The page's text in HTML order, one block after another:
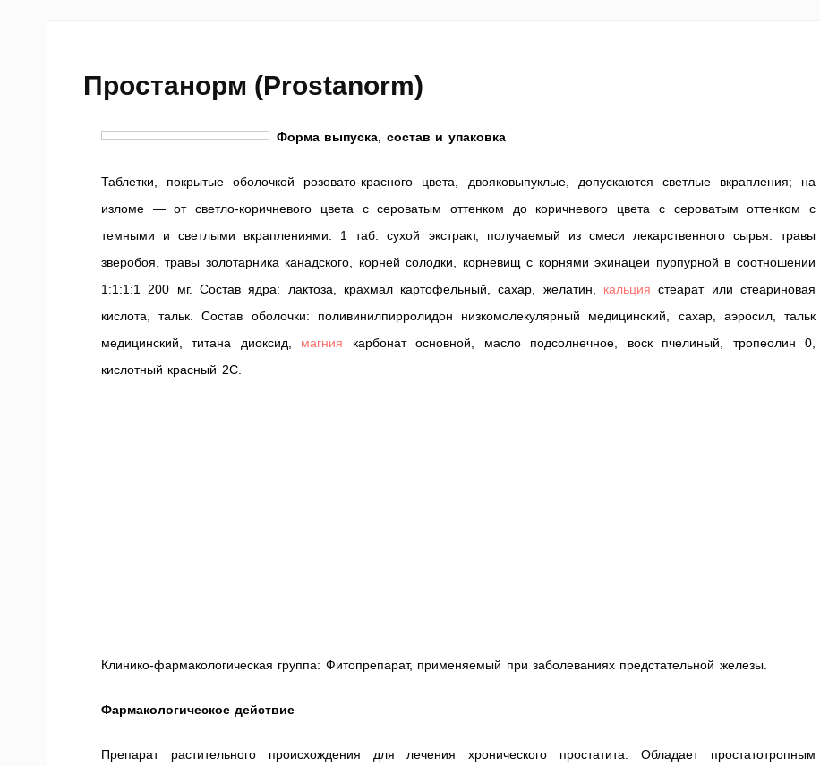
Простанорм (Prostanorm)
Форма выпуска, состав и упаковка
Таблетки, покрытые оболочкой розовато-красного цвета, двояковыпуклые, допускаются светлые вкрапления; на
изломе — от светло-коричневого цвета с сероватым оттенком до коричневого цвета с сероватым оттенком с
темными и светлыми вкраплениями. 1 таб. сухой экстракт, получаемый из смеси лекарственного сырья: травы
зверобоя, травы золотарника канадского, корней солодки, корневищ с корнями эхинацеи пурпурной в соотношении
1:1:1:1 200 мг. Состав ядра: лактоза, крахмал картофельный, сахар, желатин, кальция стеарат или стеариновая
кислота, тальк. Состав оболочки: поливинилпирролидон низкомолекулярный медицинский, сахар, аэросил, тальк
медицинский, титана диоксид, магния карбонат основной, масло подсолнечное, воск пчелиный, тропеолин 0,
кислотный красный 2С.
Клинико-фармакологическая группа: Фитопрепарат, применяемый при заболеваниях предстательной железы.
Фармакологическое действие
Препарат растительного происхождения для лечения хронического простатита. Обладает простатотропным